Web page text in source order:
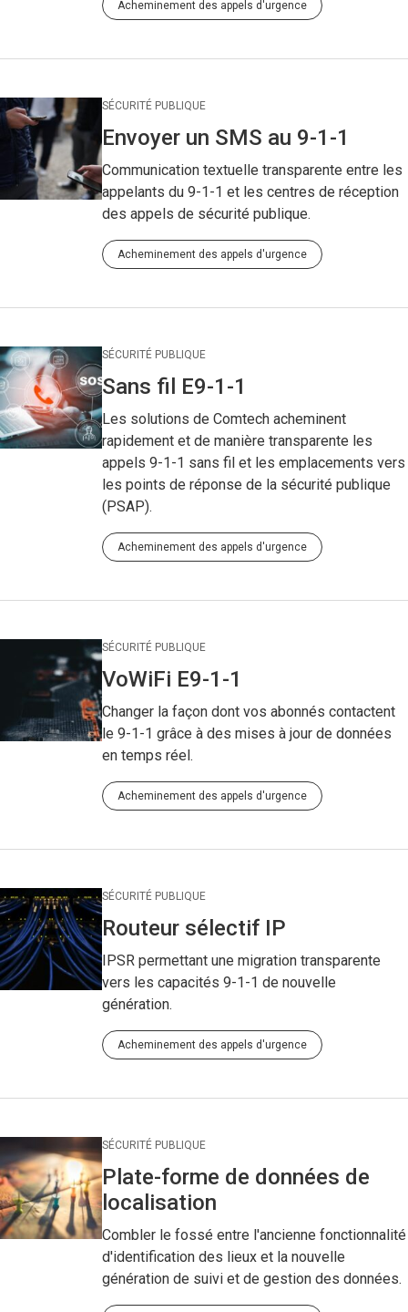
Acheminement des appels d'urgence
SÉCURITÉ PUBLIQUE
Envoyer un SMS au 9-1-1
Communication textuelle transparente entre les
appelants du 9-1-1 et les centres de réception
des appels de sécurité publique.
Acheminement des appels d'urgence
SÉCURITÉ PUBLIQUE
Sans fil E9-1-1
Les solutions de Comtech acheminent
rapidement et de manière transparente les
appels 9-1-1 sans fil et les emplacements vers
les points de réponse de la sécurité publique
(PSAP).
Acheminement des appels d'urgence
SÉCURITÉ PUBLIQUE
VoWiFi E9-1-1
Changer la façon dont vos abonnés contactent
le 9-1-1 grâce à des mises à jour de données
en temps réel.
Acheminement des appels d'urgence
SÉCURITÉ PUBLIQUE
Routeur sélectif IP
IPSR permettant une migration transparente
vers les capacités 9-1-1 de nouvelle
génération.
Acheminement des appels d'urgence
SÉCURITÉ PUBLIQUE
Plate-forme de données de
localisation
Combler le fossé entre l'ancienne fonctionnalité
d'identification des lieux et la nouvelle
génération de suivi et de gestion des données.